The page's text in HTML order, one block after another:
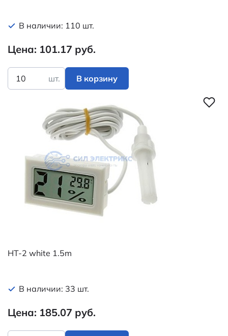
В наличии: 110 шт.
Цена: 101.17 руб.
шт. В корзину
HT-2 white 1.5m
В наличии: 33 шт.
Цена: 185.07 руб.